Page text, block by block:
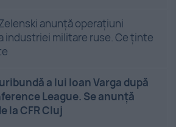
anunță operațiuni
industriei militare ruse. Ce ținte
a lui Ioan Varga după
League. Se anunță
la CFR Cluj